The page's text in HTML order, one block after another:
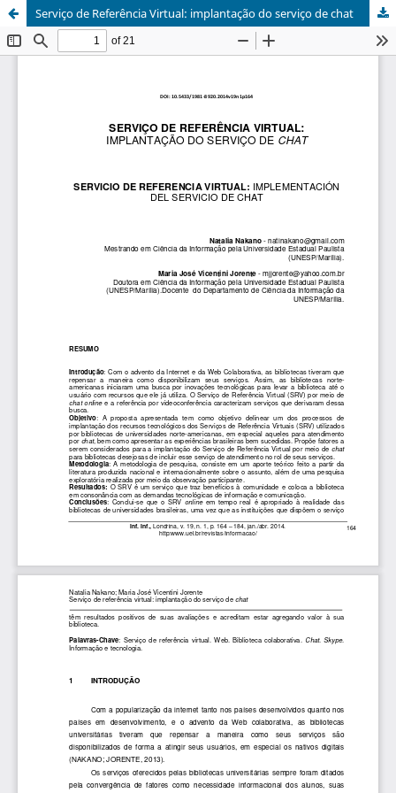
Serviço de Referência Virtual: implantação do serviço de chat